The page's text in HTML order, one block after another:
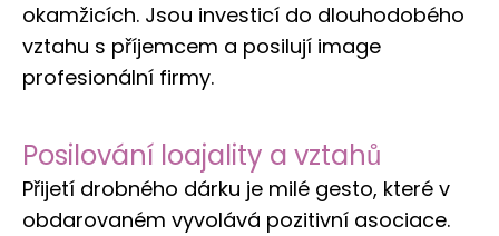
okamžicích. Jsou investicí do dlouhodobého
vztahu s příjemcem a posilují image
profesionální firmy.
Posilování loajality a vztahů
Přijetí drobného dárku je milé gesto, které v
obdarovaném vyvolává pozitivní asociace.